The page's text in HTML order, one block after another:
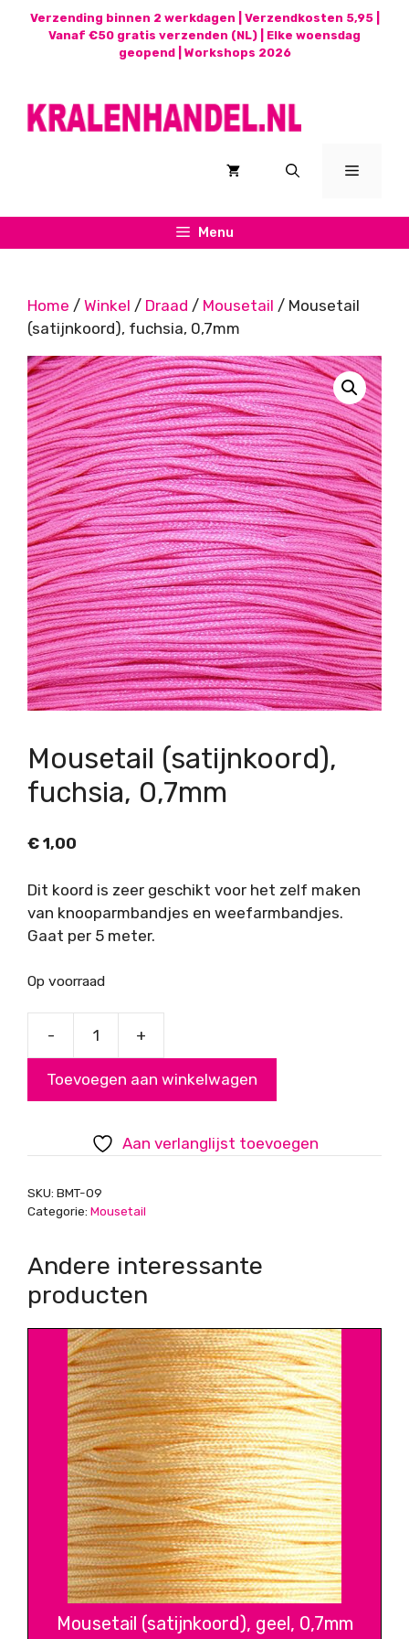
Verzending binnen 2 werkdagen | Verzendkosten 5,95 |
Vanaf €50 gratis verzenden (NL) | Elke woensdag
geopend | Workshops 2026
Menu
Menu
Home / Winkel / Draad / Mousetail / Mousetail
(satijnkoord), fuchsia, 0,7mm
Mousetail (satijnkoord),
fuchsia, 0,7mm
€ 1,00
Dit koord is zeer geschikt voor het zelf maken
van knooparmbandjes en weefarmbandjes.
Gaat per 5 meter.
Op voorraad
-
fuchsia,
aantal
+
Toevoegen aan winkelwagen
Aan verlanglijst toevoegen
SKU: BMT-09
Categorie: Mousetail
Andere interessante
producten
Mousetail (satijnkoord), geel, 0,7mm